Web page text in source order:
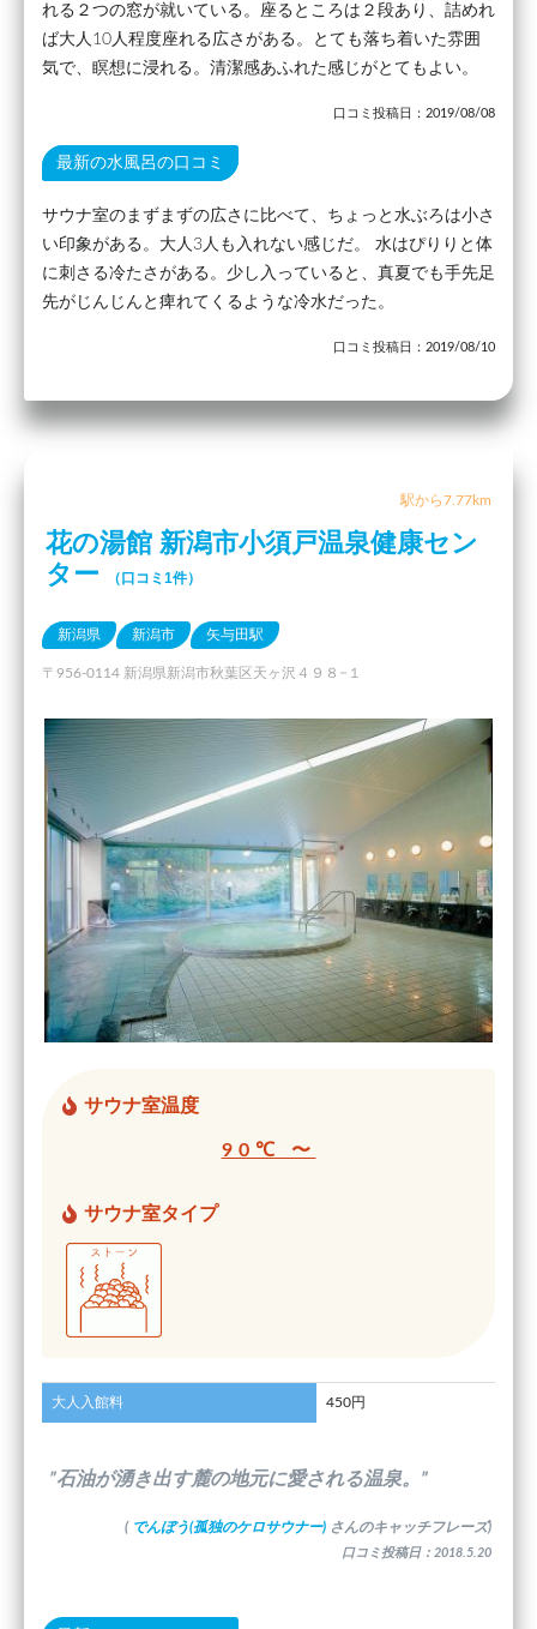
れる２つの窓が就いている。座るところは２段あり、詰めれ
ば大人10人程度座れる広さがある。とても落ち着いた雰囲
気で、瞑想に浸れる。清潔感あふれた感じがとてもよい。
口コミ投稿日：2019/08/08
最新の水風呂の口コミ
サウナ室のまずまずの広さに比べて、ちょっと水ぶろは小さ
い印象がある。大人3人も入れない感じだ。 水はぴりりと体
に刺さる冷たさがある。少し入っていると、真夏でも手先足
先がじんじんと痺れてくるような冷水だった。
口コミ投稿日：2019/08/10
駅から7.77km
花の湯館 新潟市小須戸温泉健康セン
ター
（口コミ1件）
新潟県 新潟市 矢与田駅
〒956-0114 新潟県新潟市秋葉区天ヶ沢４９８−１
サウナ室温度
90℃ 〜
サウナ室タイプ
大人入館料 450円
”石油が湧き出す麓の地元に愛される温泉。”
( でんぼう(孤独のケロサウナー) さんのキャッチフレーズ)
口コミ投稿日：2018.5.20